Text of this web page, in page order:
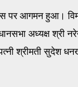
पर आगमन हुआ।
अध्यक्ष श्री
श्रीमती सुदेश